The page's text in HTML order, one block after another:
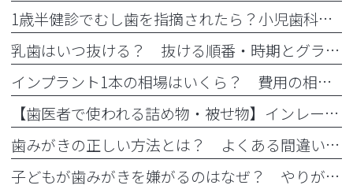
1歳半健診でむし歯を指摘されたら？小児歯科の受診目安と治療内容
乳歯はいつ抜ける？ 抜ける順番・時期とグラグラした時の対処法
インプラント1本の相場はいくら？ 費用の相場や料金の内訳を紹介
【歯医者で使われる詰め物・被せ物】インレー・アンレー・クラウンとは？
歯みがきの正しい方法とは？ よくある間違いと正しい仕方を解説
子どもが歯みがきを嫌がるのはなぜ？ やりがちなNG行動とフッ素活用法